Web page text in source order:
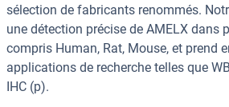
sélection de fabricants renommés.
une détection précise de AMELX dans
compris Human, Rat, Mouse, et prend
applications de recherche telles que
IHC (p).